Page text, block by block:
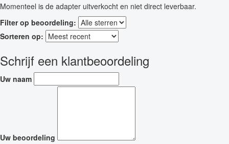
Momenteel is de adapter uitverkocht en niet direct leverbaar.
Filter op beoordeling:
Sorteren op:
Schrijf een klantbeoordeling
Uw naam
Uw beoordeling